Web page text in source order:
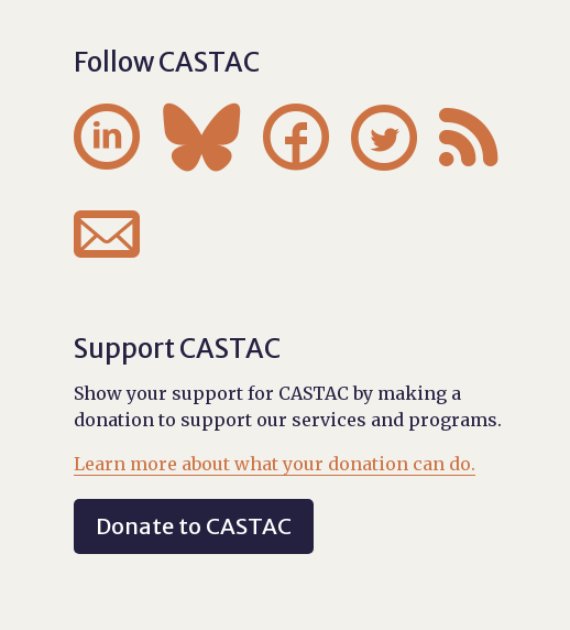
Follow CASTAC
    

Support CASTAC
Show your support for CASTAC by making a
donation to support our services and programs.
Learn more about what your donation can do.
Donate to CASTAC